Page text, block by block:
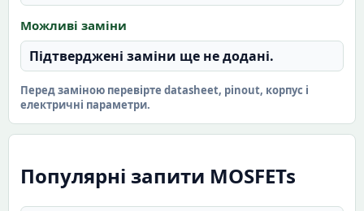
Можливі заміни
Підтверджені заміни ще не додані.
Перед заміною перевірте datasheet, pinout, корпус і
електричні параметри.
Популярні запити MOSFETs